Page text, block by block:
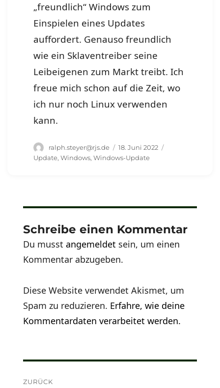
„freundlich“ Windows zum
Einspielen eines Updates
auffordert. Genauso freundlich
wie ein Sklaventreiber seine
Leibeigenen zum Markt treibt. Ich
freue mich schon auf die Zeit, wo
ich nur noch Linux verwenden
kann.
Autor
ralph.steyer@rjs.de
Veröffentlicht
am
18. Juni 2022
Update,Windows,Windows-Update
Schreibe einen Kommentar
Du musstangemeldet sein, um einen
Kommentar abzugeben.
Diese Website verwendet Akismet, um
Spam zu reduzieren. Erfahre, wie deine
Kommentardaten verarbeitet werden.
ZURÜCK